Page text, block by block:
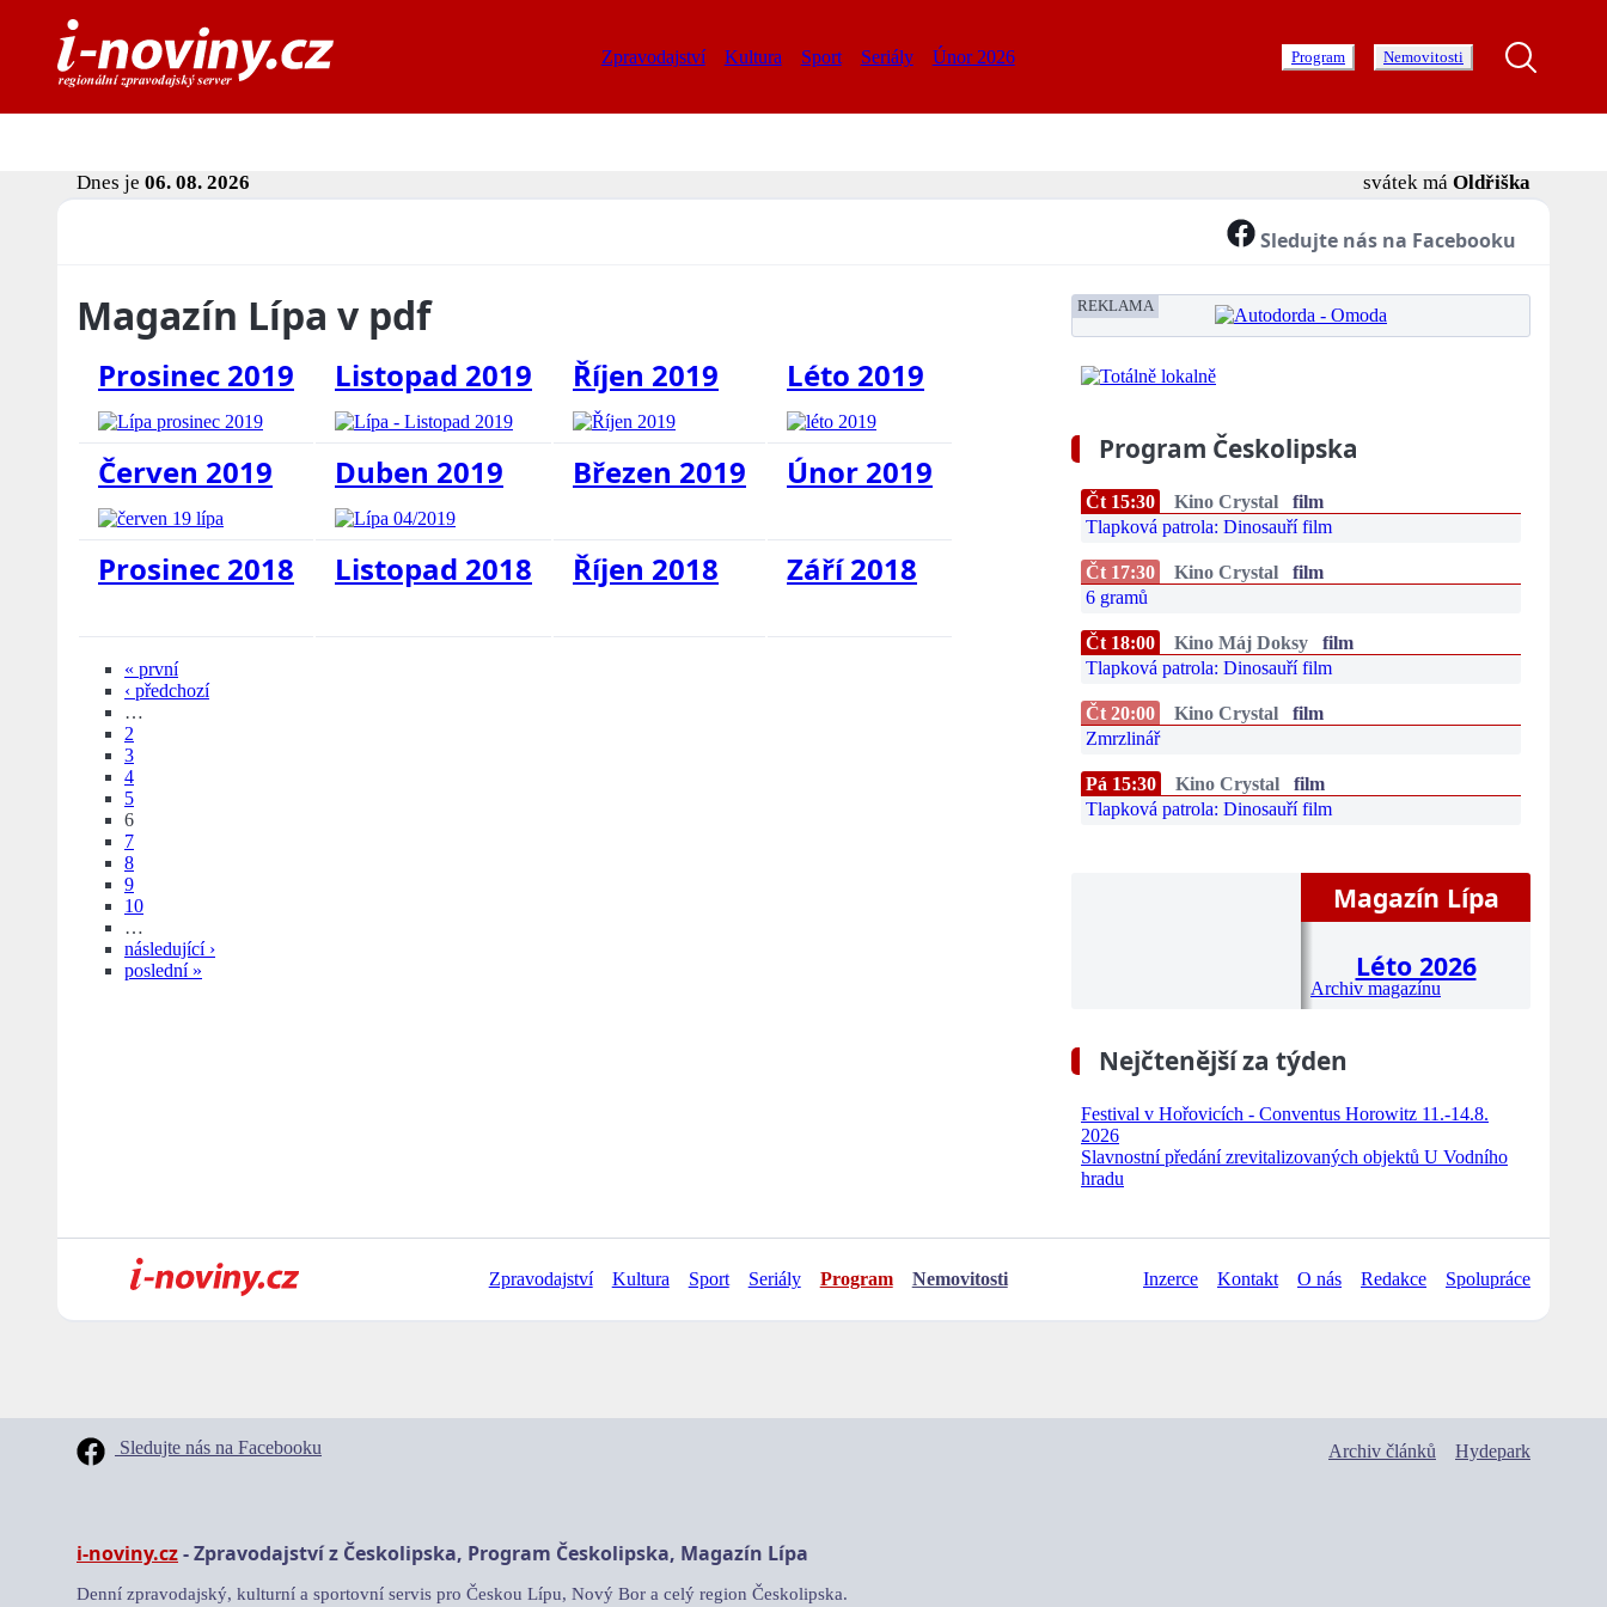
Zpravodajství Kultura Sport Seriály Únor 2026 Program Nemovitosti
Dnes je 06. 08. 2026 svátek má Oldřiška
Sledujte nás na Facebooku
Magazín Lípa v pdf
Prosinec 2019 Listopad 2019 Říjen 2019 Léto 2019
Červen 2019 Duben 2019 Březen 2019 Únor 2019
Prosinec 2018 Listopad 2018 Říjen 2018 Září 2018
« první
‹ předchozí
…
2
3
4
5
6
7
8
9
10
…
následující ›
poslední »
REKLAMA
Program Českolipska
Čt 15:30 Kino Crystal
film
Tlapková patrola: Dinosauří film
Čt 17:30 Kino Crystal
film
6 gramů
Čt 18:00 Kino Máj Doksy
film
Tlapková patrola: Dinosauří film
Čt 20:00 Kino Crystal
film
Zmrzlinář
Pá 15:30 Kino Crystal
film
Tlapková patrola: Dinosauří film
Magazín Lípa
Léto 2026
Archiv magazínu
Nejčtenější za týden
Festival v Hořovicích - Conventus Horowitz 11.-14.8.
2026
Slavnostní předání zrevitalizovaných objektů U Vodního
hradu
Zpravodajství Kultura Sport Seriály Program Nemovitosti Inzerce Kontakt O nás Redakce Spolupráce
Sledujte nás na Facebooku Archiv článků Hydepark
i-noviny.cz- Zpravodajství z Českolipska, Program Českolipska, Magazín Lípa
Denní zpravodajský, kulturní a sportovní servis pro Českou Lípu, Nový Bor a celý region Českolipska.